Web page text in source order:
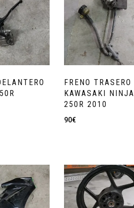
FRENO TRASERO
KAWASAKI NINJA
250R 2010
90€